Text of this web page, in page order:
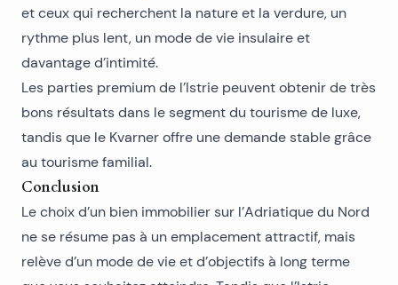
et ceux qui recherchent la nature et la verdure, un
rythme plus lent, un mode de vie insulaire et
davantage d’intimité.
Les parties premium de l’Istrie peuvent obtenir de très
bons résultats dans le segment du tourisme de luxe,
tandis que le Kvarner offre une demande stable grâce
au tourisme familial.
Conclusion
Le choix d’un bien immobilier sur l’Adriatique du Nord
ne se résume pas à un emplacement attractif, mais
relève d’un mode de vie et d’objectifs à long terme